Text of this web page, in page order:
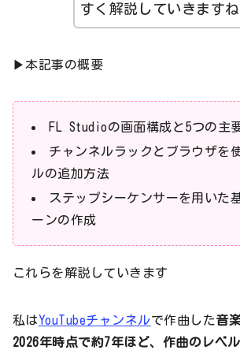
すく解説していきますね
▶本記事の概要
FL Studioの画面構成と5つの主
チャンネルラックとブラウザを
ルの追加方法
ステップシーケンサーを用いた
ーンの作成
これらを解説していきます
私はYouTubeチャンネルで作曲した音
2026年時点で約7年ほど、作曲のレベ